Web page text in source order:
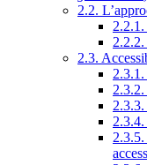
2.2.
2.3.